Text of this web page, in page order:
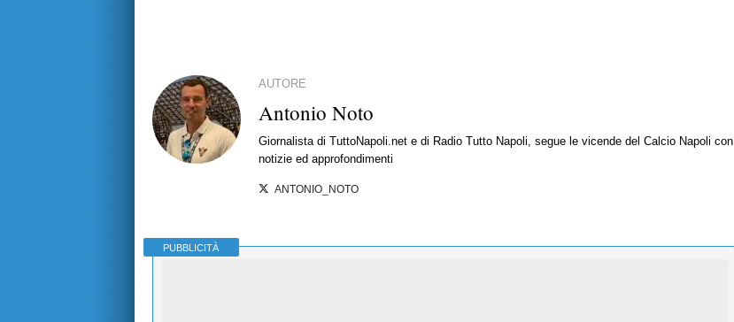
AUTORE
Antonio Noto
Giornalista di TuttoNapoli.net e di Radio Tutto Napoli, segue le vicende del Calcio Napoli con
notizie ed approfondimenti
ANTONIO_NOTO
PUBBLICITÀ